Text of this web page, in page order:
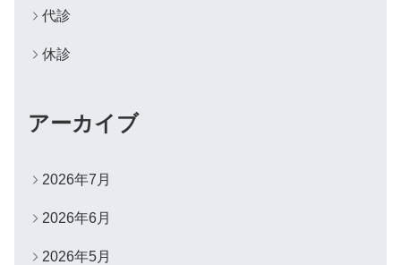
代診
休診
アーカイブ
2026年7月
2026年6月
2026年5月